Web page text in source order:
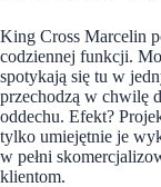
King Cross Marcelin
codziennej funkcji.
spotykają się tu w
przechodzą w chwilę
oddechu. Efekt?
tylko umiejętnie je
w pełni
klientom.